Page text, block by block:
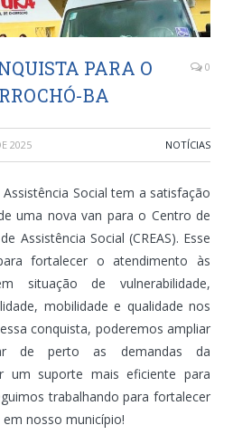
PARA O
BA
0
2025 NOTÍCIAS
Social tem a satisfação
uma nova van para o Centro de
Assistência Social (CREAS). Esse
fortalecer o atendimento às
situação de vulnerabilidade,
mobilidade e qualidade nos
conquista, poderemos ampliar
de perto as demandas da
um suporte mais eficiente para
trabalhando para fortalecer
nosso município!